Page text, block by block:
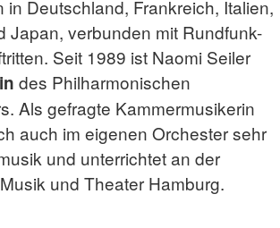
in Deutschland, Frankreich, Italien,
Japan, verbunden mit Rundfunk-
Seit 1989 ist Naomi Seiler
des Philharmonischen
Als gefragte Kammermusikerin
auch im eigenen Orchester sehr
und unterrichtet an der
und Theater Hamburg.